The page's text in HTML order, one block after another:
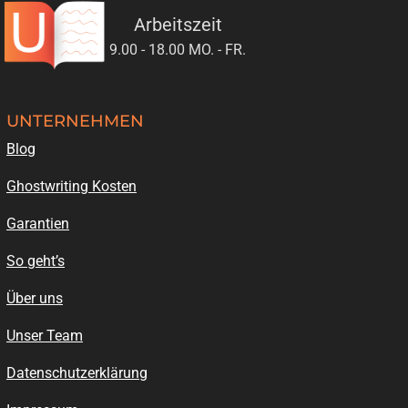
Arbeitszeit
9.00 - 18.00 MO. - FR.
UNTERNEHMEN
Blog
Ghostwriting Kosten
Garantien
So geht’s
Über uns
Unser Team
Datenschutzerklärung